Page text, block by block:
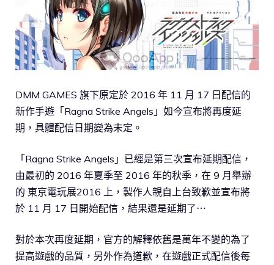
DMM GAMES 旗下原定於 2016 年 11 月 17 日配信的
新作手遊「Ragna Strike Angels」如今宣布將再度延
期，具體配信日期變為未定。
「Ragna Strike Angels」已經是第三次宣布延期配信，
由最初的 2016 年夏季至 2016 年的秋季，在 9 月舉辦
的 東京電玩展2016 上，製作人親自上台致歉並宣布將
於 11 月 17 日開始配信，結果還是延期了⋯
對於本次再度延期，官方的解釋依舊是萬年不變的為了
提高遊戲的品質，另外作為道歉，在遊戲正式配信後每